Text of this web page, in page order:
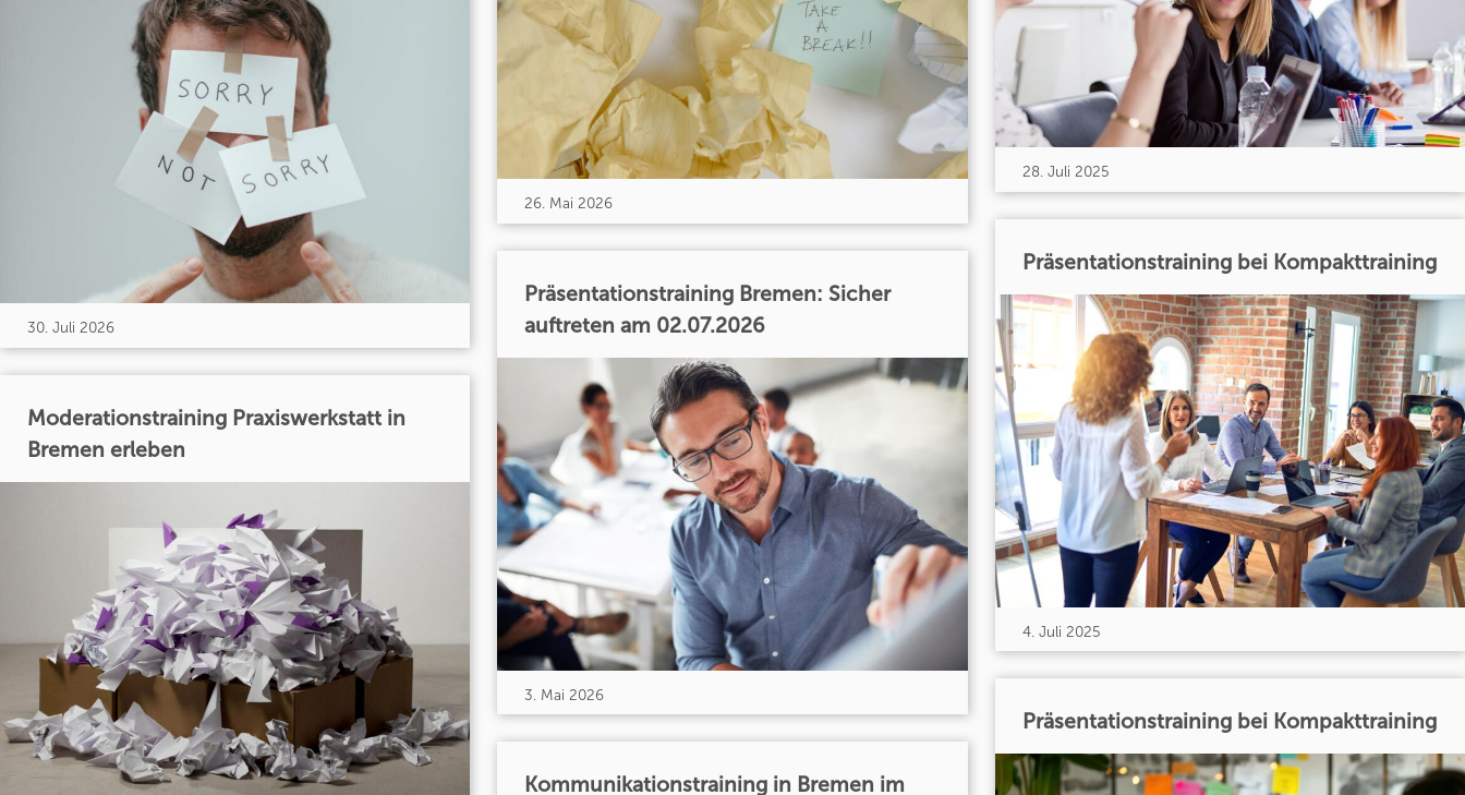
30. Juli 2026
Moderationstraining Praxiswerkstatt in
Bremen erleben
26. Mai 2026
Präsentationstraining Bremen: Sicher
auftreten am 02.07.2026
3. Mai 2026
Kommunikationstraining in Bremen im
28. Juli 2025
Präsentationstraining bei Kompakttraining
4. Juli 2025
Präsentationstraining bei Kompakttraining